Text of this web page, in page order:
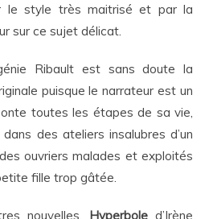
le style très maitrisé et par la
sur ce sujet délicat.
Ribault est sans doute la
puisque le narrateur est un
toutes les étapes de sa vie,
des ateliers insalubres d’un
ouvriers malades et exploités
fille trop gâtée.
nouvelles, Hyperbole d’Irène